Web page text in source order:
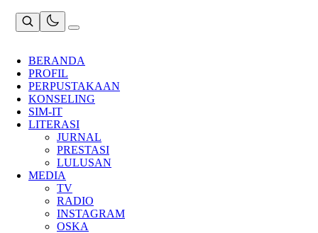
BERANDA
PROFIL
PERPUSTAKAAN
KONSELING
SIM-IT
LITERASI
JURNAL
PRESTASI
LULUSAN
MEDIA
TV
RADIO
INSTAGRAM
OSKA